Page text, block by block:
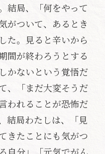
結局、「何をやって
がついて、あるとき
た。見ると辛いから
間が終わろうとする
かないという覚悟だ
、「まだ大変そうだ
われることが恐怖だ
結局わたしは、「見
きたことにも気がつ
自分」「元気でがん